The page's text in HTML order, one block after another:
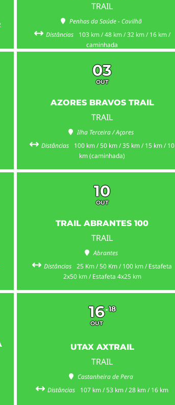
TRAIL
Penhas da Saúde - Covilhã
Distâncias
103 km / 48 km / 32 km / 16 km /
caminhada
03
OUT
AZORES BRAVOS TRAIL
TRAIL
Ilha Terceira / Açores
Distâncias
100 km / 50 km / 35 km / 15 km / 10
km (caminhada)
10
OUT
TRAIL ABRANTES 100
TRAIL
Abrantes
Distâncias 25 Km / 50 Km / 100 km / Estafeta
2x50 km / Estafeta 4x25 km
16
OUT
18
UTAX AXTRAIL
TRAIL
Castanheira de Pera
Distâncias
107 km / 53 km / 28 km / 16 km